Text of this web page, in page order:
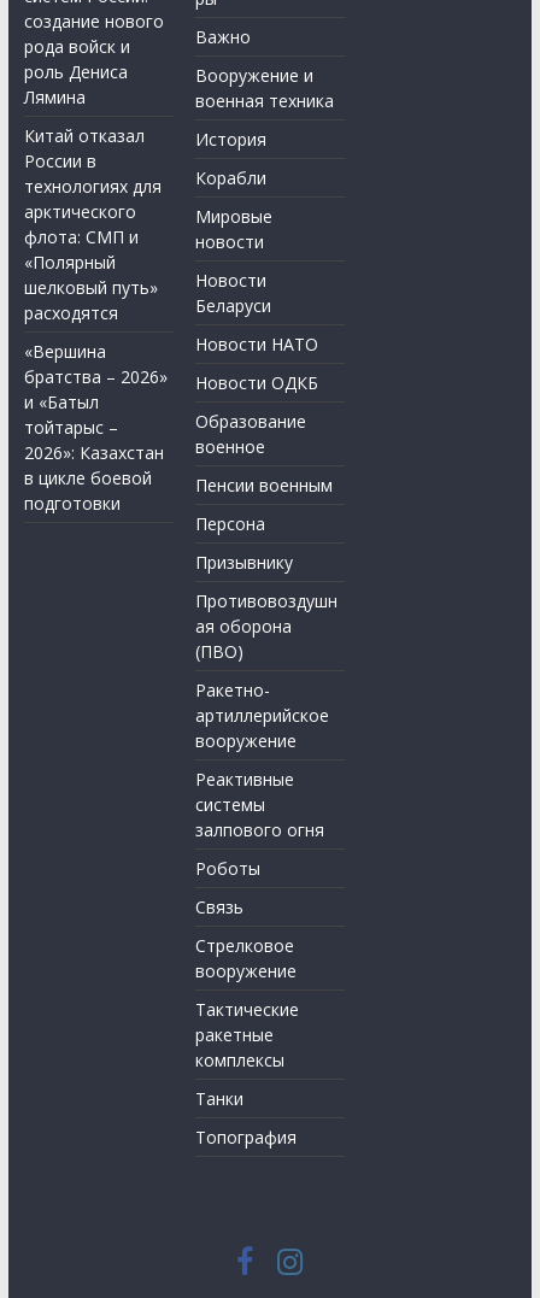
создание нового
рода войск и
роль Дениса
Лямина
Китай отказал
России в
технологиях для
арктического
флота: СМП и
«Полярный
шелковый путь»
расходятся
«Вершина
братства – 2026»
и «Батыл
тойтарыс –
2026»: Казахстан
в цикле боевой
подготовки
Важно
Вооружение и
военная техника
История
Корабли
Мировые
новости
Новости
Беларуси
Новости НАТО
Новости ОДКБ
Образование
военное
Пенсии военным
Персона
Призывнику
Противовоздушн
ая оборона
(ПВО)
Ракетно-
артиллерийское
вооружение
Реактивные
системы
залпового огня
Роботы
Связь
Стрелковое
вооружение
Тактические
ракетные
комплексы
Танки
Топография